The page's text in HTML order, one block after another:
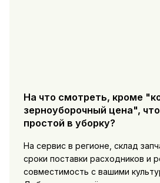
На что смотреть, кроме
зерноуборочный цена",
простой в уборку?
На сервис в регионе, склад
сроки поставки расходников и
совместимость с вашими